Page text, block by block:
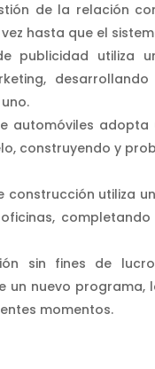
de la relación
hasta que el
publicidad utiliza
automóviles
construyendo y
construcción utiliza
sin fines de
un nuevo
momentos.